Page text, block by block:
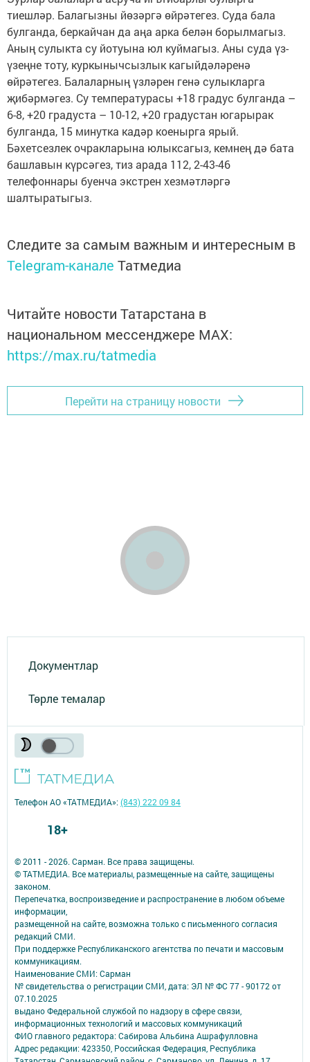
тиешләр. Балагызны йөзәргә өйрәтегез. Суда бала
булганда, беркайчан да аңа арка белән борылмагыз.
Аның сулыкта су йотуына юл куймагыз. Аны суда үз-
үзеңне тоту, куркынычсызлык кагыйдәләренә
өйрәтегез. Балаларның үзләрен генә сулыкларга
җибәрмәгез. Су температурасы +18 градус булганда –
6-8, +20 градуста – 10-12, +20 градустан югарырак
булганда, 15 минутка кадәр коенырга ярый.
Бәхетсезлек очракларына юлыксагыз, кемнең дә бата
башлавын күрсәгез, тиз арада 112, 2-43-46
телефоннары буенча экстрен хезмәтләргә
шалтыратыгыз.
Следите за самым важным и интересным в
Telegram-канале Татмедиа
Читайте новости Татарстана в
национальном мессенджере MАХ:
https://max.ru/tatmedia
Перейти на страницу новости
Документлар
Төрле темалар
© 2011 - 2026. Сарман. Все права защищены.
© ТАТМЕДИА. Все материалы, размещенные на сайте, защищены
законом.
Перепечатка, воспроизведение и распространение в любом объеме
информации,
размещенной на сайте, возможна только с письменного согласия
редакций СМИ.
При поддержке Республиканского агентства по печати и массовым
коммуникациям.
Наименование СМИ: Сарман
№ свидетельства о регистрации СМИ, дата: ЭЛ № ФС 77 - 90172 от
07.10.2025
выдано Федеральной службой по надзору в сфере связи,
информационных технологий и массовых коммуникаций
ФИО главного редактора: Сабирова Альбина Ашрафулловна
Адрес редакции: 423350, Российская Федерация, Республика
Телефон АО «ТАТМЕДИА»:(843) 222 09 84
18+